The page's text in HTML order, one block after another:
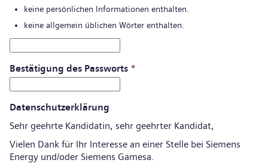
keine persönlichen Informationen enthalten.
keine allgemein üblichen Wörter enthalten.
Bestätigung des Passworts *
Datenschutzerklärung
Sehr geehrte Kandidatin, sehr geehrter Kandidat,
Vielen Dank für Ihr Interesse an einer Stelle bei Siemens
Energy und/oder Siemens Gamesa.